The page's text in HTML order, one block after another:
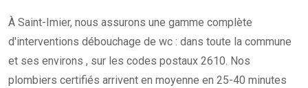
À Saint-Imier, nous assurons une gamme complète
d'interventions débouchage de wc : dans toute la commune
et ses environs , sur les codes postaux 2610. Nos
plombiers certifiés arrivent en moyenne en 25-40 minutes